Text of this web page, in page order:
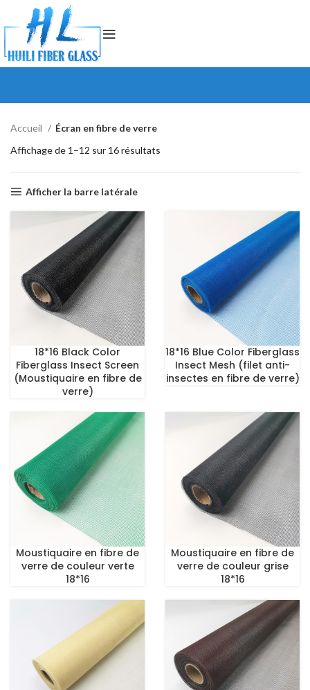
Accueil
Écran en fibre de verre
Affichage de 1–12 sur 16 résultats
Afficher la barre latérale
18*16 Black Color
Fiberglass Insect Screen
(Moustiquaire en fibre de
verre)
18*16 Blue Color Fiberglass
Insect Mesh (filet anti-
insectes en fibre de verre)
Moustiquaire en fibre de
verre de couleur verte
18*16
Moustiquaire en fibre de
verre de couleur grise
18*16